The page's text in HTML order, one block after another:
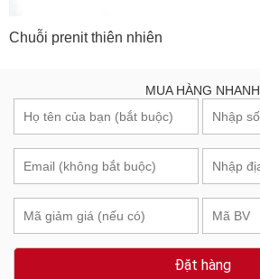
Chuỗi prenit thiên nhiên
MUA HÀNG NHANH
Đặt hàng